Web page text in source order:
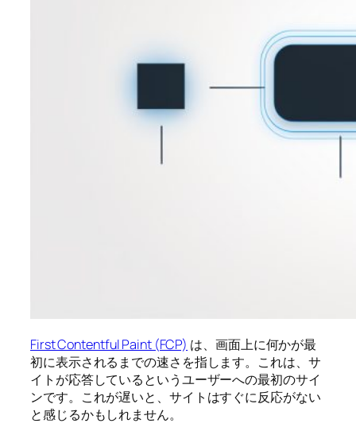
First Contentful Paint (FCP) は、画面上に何かが最
初に表示されるまでの速さを指します。これは、サ
イトが応答しているというユーザーへの最初のサイ
ンです。これが遅いと、サイトはすぐに反応がない
と感じるかもしれません。